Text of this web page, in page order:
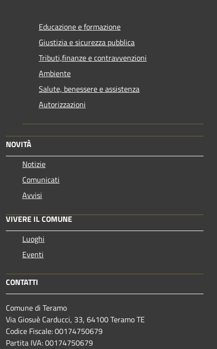
Educazione e formazione
Giustizia e sicurezza pubblica
Tributi,finanze e contravvenzioni
Ambiente
Salute, benessere e assistenza
Autorizzazioni
NOVITÀ
Notizie
Comunicati
Avvisi
VIVERE IL COMUNE
Luoghi
Eventi
CONTATTI
Comune di Teramo
Via Giosuè Carducci, 33, 64100 Teramo TE
Codice Fiscale: 00174750679
Partita IVA: 00174750679